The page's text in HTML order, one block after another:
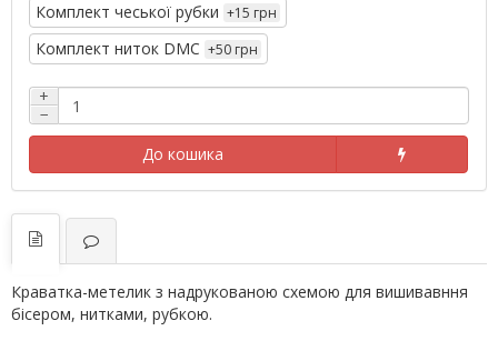
Комплект чеської рубки +15 грн
Комплект ниток DMC +50 грн
+
−
До кошика
Краватка-метелик з надрукованою схемою для вишивавння
бісером, нитками, рубкою.